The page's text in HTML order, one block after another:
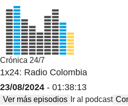
Crónica 24/7
1x24: Radio Colombia
23/08/2024 - 01:38:13
Ver más episodios Ir al podcast